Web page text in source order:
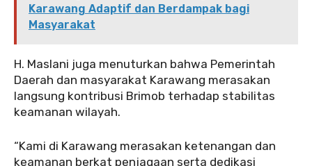
Karawang Adaptif dan Berdampak bagi
Masyarakat
H. Maslani juga menuturkan bahwa Pemerintah
Daerah dan masyarakat Karawang merasakan
langsung kontribusi Brimob terhadap stabilitas
keamanan wilayah.
“Kami di Karawang merasakan ketenangan dan
keamanan berkat penjagaan serta dedikasi